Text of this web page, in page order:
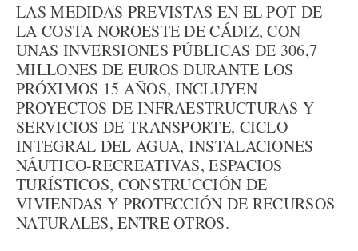
LAS MEDIDAS PREVISTAS EN EL POT DE
LA COSTA NOROESTE DE CÁDIZ, CON
UNAS INVERSIONES PÚBLICAS DE 306,7
MILLONES DE EUROS DURANTE LOS
PRÓXIMOS 15 AÑOS, INCLUYEN
PROYECTOS DE INFRAESTRUCTURAS Y
SERVICIOS DE TRANSPORTE, CICLO
INTEGRAL DEL AGUA, INSTALACIONES
NÁUTICO-RECREATIVAS, ESPACIOS
TURÍSTICOS, CONSTRUCCIÓN DE
VIVIENDAS Y PROTECCIÓN DE RECURSOS
NATURALES, ENTRE OTROS.